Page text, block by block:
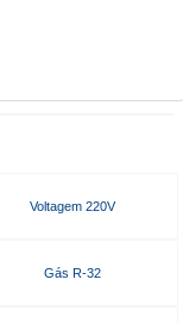
Voltagem 220V
Gás R-32